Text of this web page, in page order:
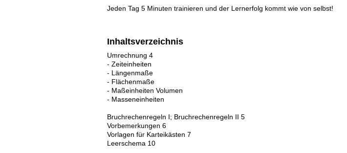
Jeden Tag 5 Minuten trainieren und der Lernerfolg kommt wie von selbst!
Inhaltsverzeichnis
Umrechnung 4
- Zeiteinheiten
- Längenmaße
- Flächenmaße
- Maßeinheiten Volumen
- Masseneinheiten
Bruchrechenregeln I; Bruchrechenregeln II 5
Vorbemerkungen 6
Vorlagen für Karteikästen 7
Leerschema 10